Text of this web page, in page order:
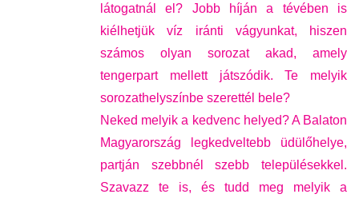
látogatnál el? Jobb híján a tévében is
kiélhetjük víz iránti vágyunkat, hiszen
számos olyan sorozat akad, amely
tengerpart mellett játszódik. Te melyik
sorozathelyszínbe szerettél bele?
Neked melyik a kedvenc helyed? A Balaton
Magyarország legkedveltebb üdülőhelye,
partján szebbnél szebb településekkel.
Szavazz te is, és tudd meg melyik a